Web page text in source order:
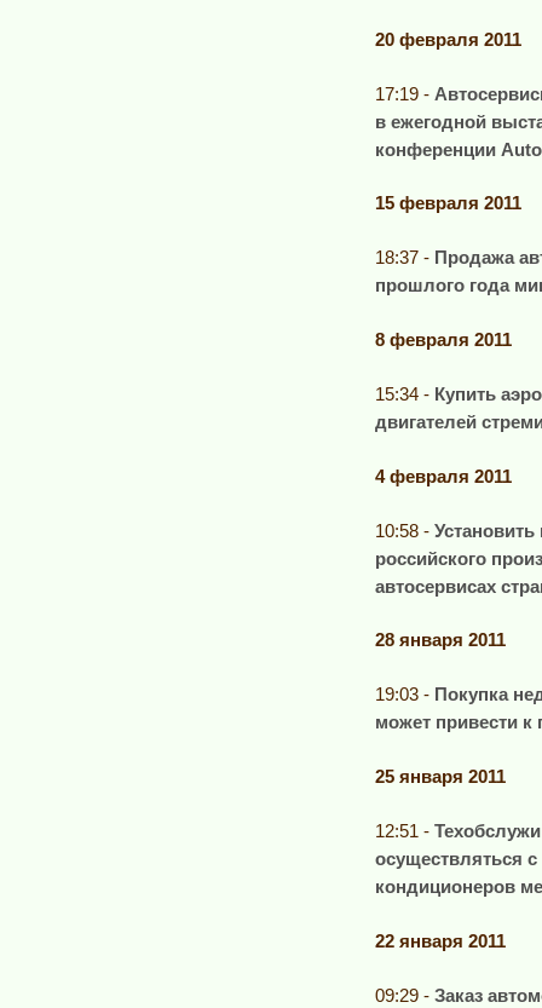
20 февраля 2011
17:19 -
в ежегодной
конференции
15 февраля 2011
18:37 - Продажа
прошлого года
8 февраля 2011
15:34 - Купить
двигателей
4 февраля 2011
10:58 -
российского
автосервисах
28 января 2011
19:03 - Покупка
может привести
25 января 2011
12:51 -
осуществляться
кондиционеров
22 января 2011
09:29 - Заказ